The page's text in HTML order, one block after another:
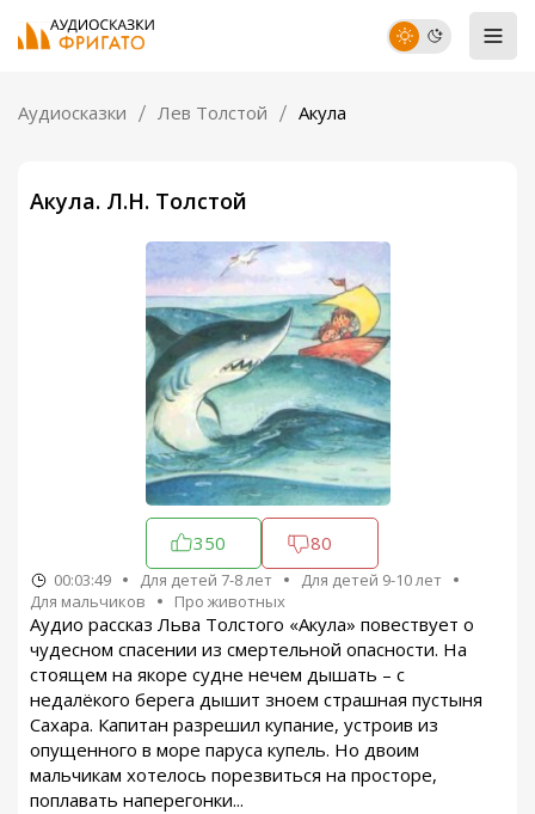
Аудиосказки Лев Толстой Акула
Акула. Л.Н. Толстой
350 80
00:03:49 Для детей 7-8 лет
Для детей 9-10 лет
Для мальчиков
Про животных
Аудио рассказ Льва Толстого «Акула» повествует о
чудесном спасении из смертельной опасности. На
стоящем на якоре судне нечем дышать – с
недалёкого берега дышит зноем страшная пустыня
Сахара. Капитан разрешил купание, устроив из
опущенного в море паруса купель. Но двоим
мальчикам хотелось порезвиться на просторе,
поплавать наперегонки...